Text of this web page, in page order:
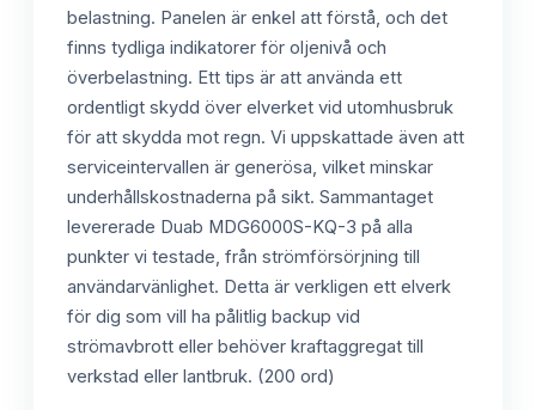
belastning. Panelen är enkel att förstå, och det
finns tydliga indikatorer för oljenivå och
överbelastning. Ett tips är att använda ett
ordentligt skydd över elverket vid utomhusbruk
för att skydda mot regn. Vi uppskattade även att
serviceintervallen är generösa, vilket minskar
underhållskostnaderna på sikt. Sammantaget
levererade Duab MDG6000S-KQ-3 på alla
punkter vi testade, från strömförsörjning till
användarvänlighet. Detta är verkligen ett elverk
för dig som vill ha pålitlig backup vid
strömavbrott eller behöver kraftaggregat till
verkstad eller lantbruk. (200 ord)